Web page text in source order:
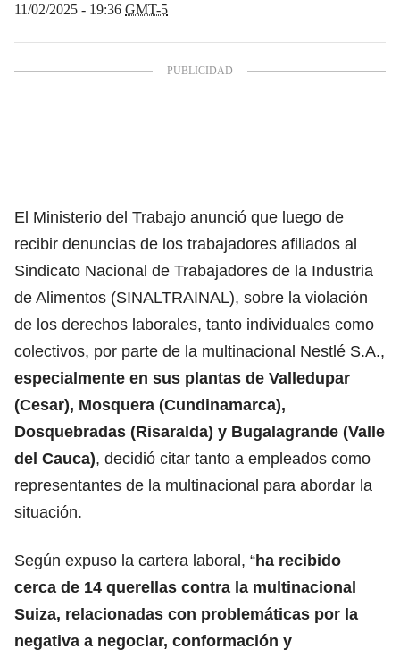
11/02/2025 - 19:36 GMT-5
El Ministerio del Trabajo anunció que luego de
recibir denuncias de los trabajadores afiliados al
Sindicato Nacional de Trabajadores de la Industria
de Alimentos (SINALTRAINAL), sobre la violación
de los derechos laborales, tanto individuales como
colectivos, por parte de la multinacional Nestlé S.A.,
especialmente en sus plantas de Valledupar
(Cesar), Mosquera (Cundinamarca),
Dosquebradas (Risaralda) y Bugalagrande (Valle
del Cauca), decidió citar tanto a empleados como
representantes de la multinacional para abordar la
situación.
Según expuso la cartera laboral, “ha recibido
cerca de 14 querellas contra la multinacional
Suiza, relacionadas con problemáticas por la
negativa a negociar, conformación y